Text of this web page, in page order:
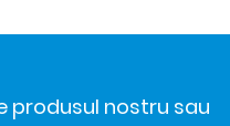
produsul nostru sau